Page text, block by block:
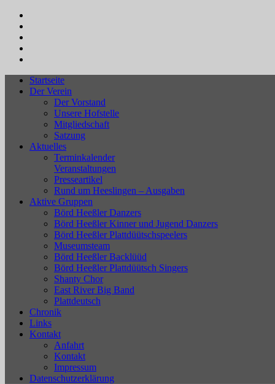
Startseite
Der Verein
Der Vorstand
Unsere Hofstelle
Mitgliedschaft
Satzung
Aktuelles
Terminkalender
Veranstaltungen
Presseartikel
Rund um Heeslingen – Ausgaben
Aktive Gruppen
Börd Heeßler Danzers
Börd Heeßler Kinner und Jugend Danzers
Börd Heeßler Plattdüütschspeelers
Museumsteam
Börd Heeßler Backlüüd
Börd Heeßler Plattdüütsch Singers
Shanty Chor
East River Big Band
Plattdeutsch
Chronik
Links
Kontakt
Anfahrt
Kontakt
Impressum
Datenschutzerklärung